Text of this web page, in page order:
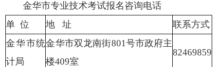
金华市专业技术考试报名咨询电话
单 位
地 址
联系方式
金华市统
计局
金华市双龙南街801号市政府主
楼409室
82469859